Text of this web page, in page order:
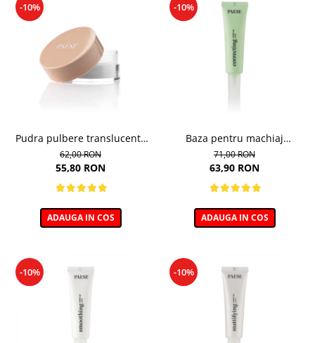
-10%
Pudra pulbere translucenta
pentru zona ochilor, Puff
Cloud 5,3g
62,00 RON
55,80 RON
ADAUGA IN COS
-10%
Baza pentru machiaj
Corectoare - 30ml
71,00 RON
63,90 RON
ADAUGA IN COS
-10% -10%